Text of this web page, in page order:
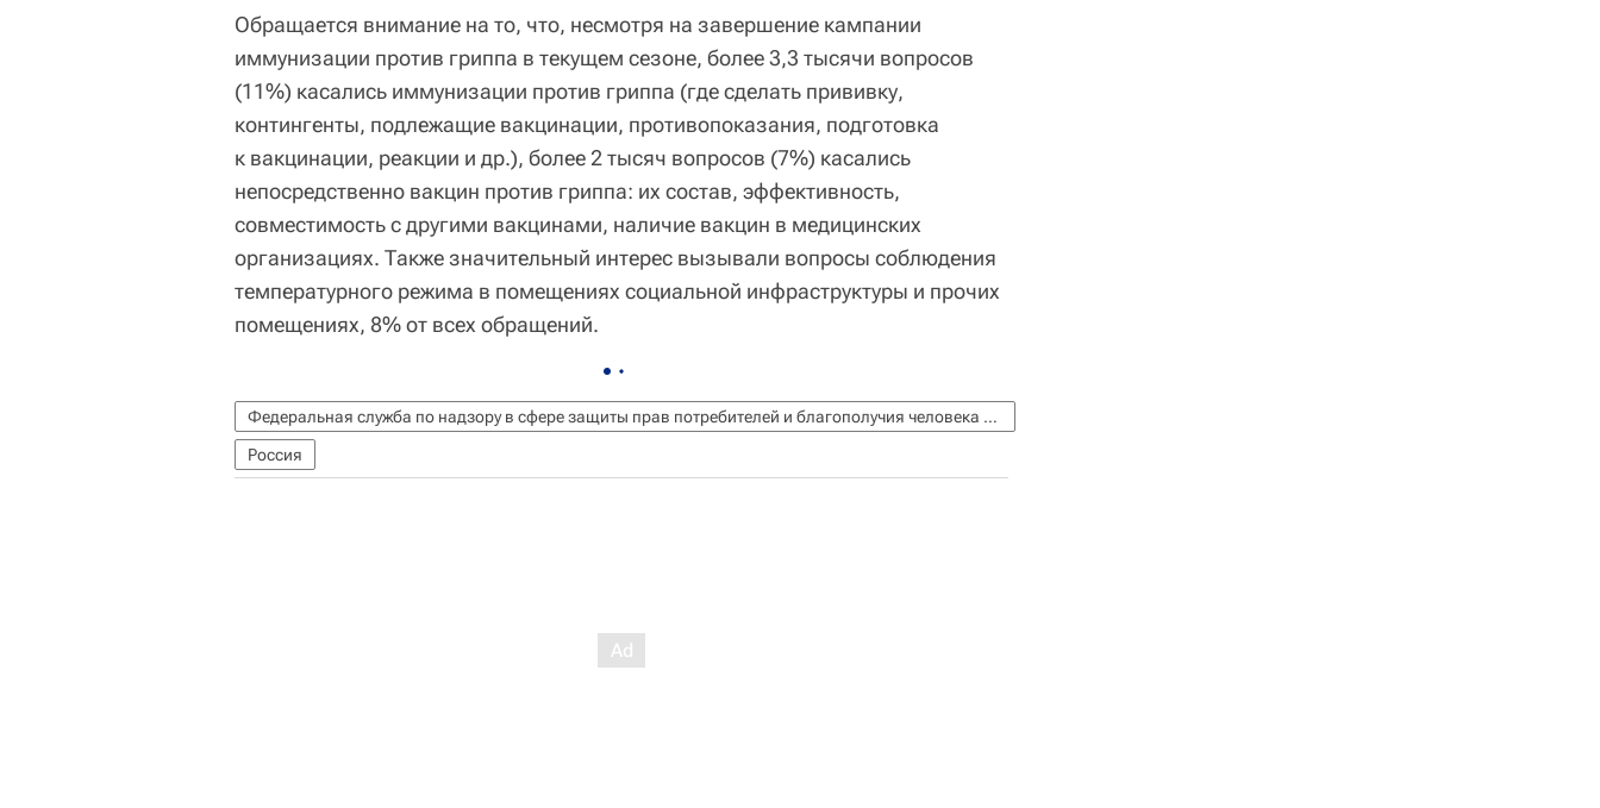
Обращается внимание на то, что, несмотря на завершение кампании
иммунизации против гриппа в текущем сезоне, более 3,3 тысячи вопросов
(11%) касались иммунизации против гриппа (где сделать прививку,
контингенты, подлежащие вакцинации, противопоказания, подготовка
к вакцинации, реакции и др.), более 2 тысяч вопросов (7%) касались
непосредственно вакцин против гриппа: их состав, эффективность,
совместимость с другими вакцинами, наличие вакцин в медицинских
организациях. Также значительный интерес вызывали вопросы соблюдения
температурного режима в помещениях социальной инфраструктуры и прочих
помещениях, 8% от всех обращений.
Федеральная служба по надзору в сфере защиты прав потребителей и благополучия человека (Роспотребнадзор)
Россия